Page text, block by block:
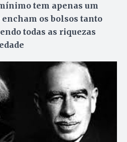
tem apenas um
os bolsos tanto
todas as riquezas